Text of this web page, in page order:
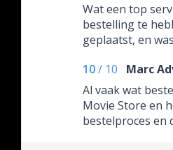
Wat een top
bestelling te
geplaatst, en
kon het gewoon
toegevoegd
mijn bestelling!
wat besteld goed
en netjes en
10/ 10
Marc
Al vaak wat
Movie Store en
bestelproces en